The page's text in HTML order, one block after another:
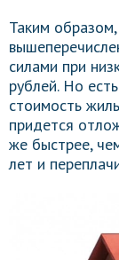
Таким
силами при
рублей. Но
стоимость
придется
же быстрее,
лет и